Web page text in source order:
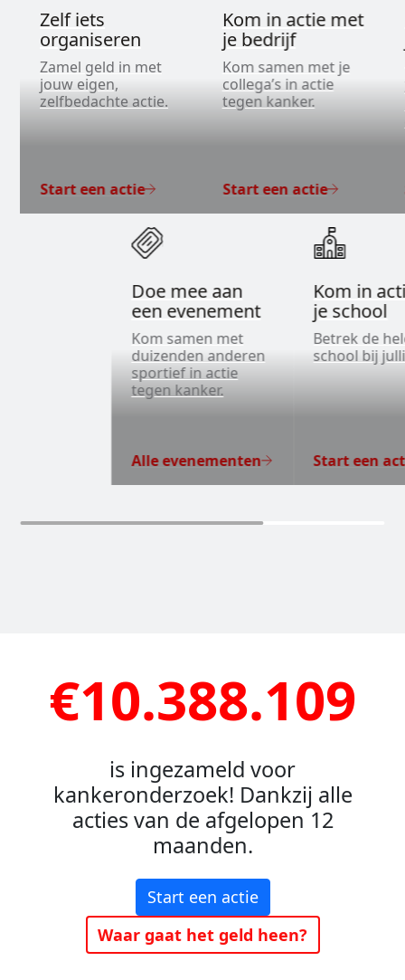
Zelf iets
organiseren
Zamel geld in met
jouw eigen,
zelfbedachte actie.
Start een actie
Kom in actie met
je bedrijf
Kom samen met je
collega’s in actie
tegen kanker.
Start een actie
Doe mee aan
een evenement
Kom samen met
duizenden anderen
sportief in actie
tegen kanker.
Alle evenementen
Kom in
je school
Betrek de
school bij
Start een
€10.388.109
is ingezameld voor
kankeronderzoek! Dankzij alle
acties van de afgelopen 12
maanden.
Start een actie
Waar gaat het geld heen?